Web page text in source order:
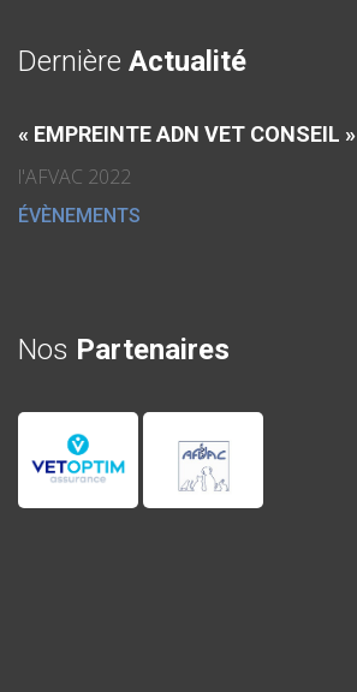
Dernière Actualité
« EMPREINTE ADN VET CONSEIL »
l'AFVAC 2022
ÉVÈNEMENTS
Nos Partenaires